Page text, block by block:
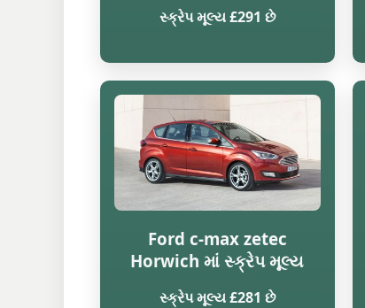
સ્ક્રેપ મૂલ્ય £291 છે
Ford c-max zetec
Horwich માં સ્ક્રેપ મૂલ્ય
સ્ક્રેપ મૂલ્ય £281 છે